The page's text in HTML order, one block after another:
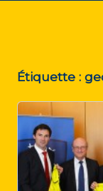
Étiquette :